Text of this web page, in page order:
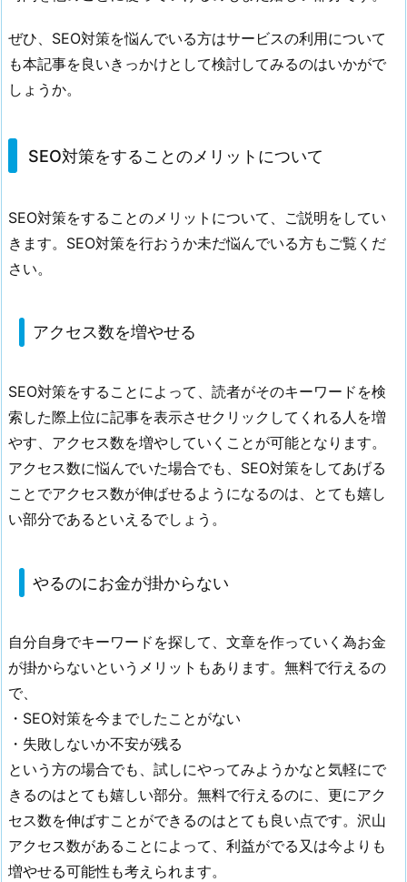
を
し
て
る
ビ
ス
の
1
つ
手
段
3.
S
対
を
す
の
メ
リ
ッ
ト
に
ぜひ、SEO対策を悩んでいる方はサービスの利用について
も本記事を良いきっかけとして検討してみるのはいかがで
しょうか。
SEO対策をすることのメリットについて
SEO対策をすることのメリットについて、ご説明をしてい
きます。SEO対策を行おうか未だ悩んでいる方もご覧くだ
さい。
アクセス数を増やせる
SEO対策をすることによって、読者がそのキーワードを検
索した際上位に記事を表示させクリックしてくれる人を増
やす、アクセス数を増やしていくことが可能となります。
アクセス数に悩んでいた場合でも、SEO対策をしてあげる
ことでアクセス数が伸ばせるようになるのは、とても嬉し
い部分であるといえるでしょう。
やるのにお金が掛からない
自分自身でキーワードを探して、文章を作っていく為お金
が掛からないというメリットもあります。無料で行えるの
で、
・SEO対策を今までしたことがない
・失敗しないか不安が残る
という方の場合でも、試しにやってみようかなと気軽にで
きるのはとても嬉しい部分。無料で行えるのに、更にアク
セス数を伸ばすことができるのはとても良い点です。沢山
アクセス数があることによって、利益がでる又は今よりも
増やせる可能性も考えられます。